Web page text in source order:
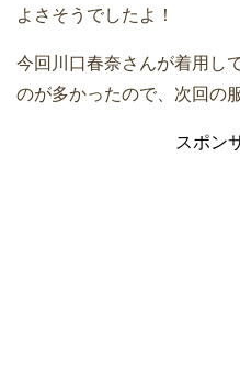
よさそうでしたよ！
今回川口春奈さんが着用し
のが多かったので、次回の
スポン